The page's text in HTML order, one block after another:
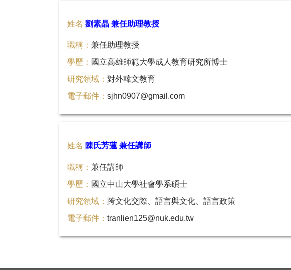
姓名 劉素晶 兼任助理教授
職稱： 兼任助理教授
學歷： 國立高雄師範大學成人教育研究所博士
研究領域： 對外韓文教育
電子郵件： sjhn0907@gmail.com
姓名 陳氏芳蓮 兼任講師
職稱： 兼任講師
學歷： 國立中山大學社會學系碩士
研究領域： 跨文化交際、語言與文化、語言政策
電子郵件： tranlien125@nuk.edu.tw